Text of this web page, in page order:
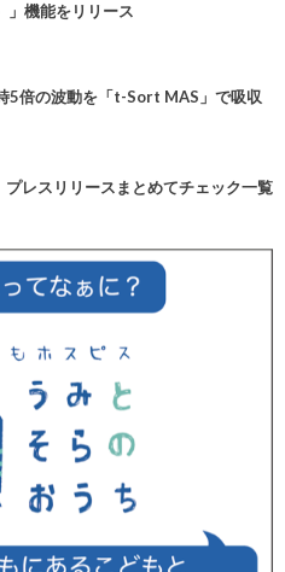
」機能をリリース
5倍の波動を「t-Sort MAS」で吸収
プレスリリースまとめてチェック一覧